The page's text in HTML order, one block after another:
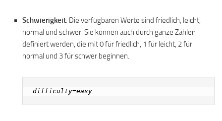
Schwierigkeit: Die verfügbaren Werte sind friedlich, leicht,
normal und schwer. Sie können auch durch ganze Zahlen
definiert werden, die mit 0 für friedlich, 1 für leicht, 2 für
normal und 3 für schwer beginnen.